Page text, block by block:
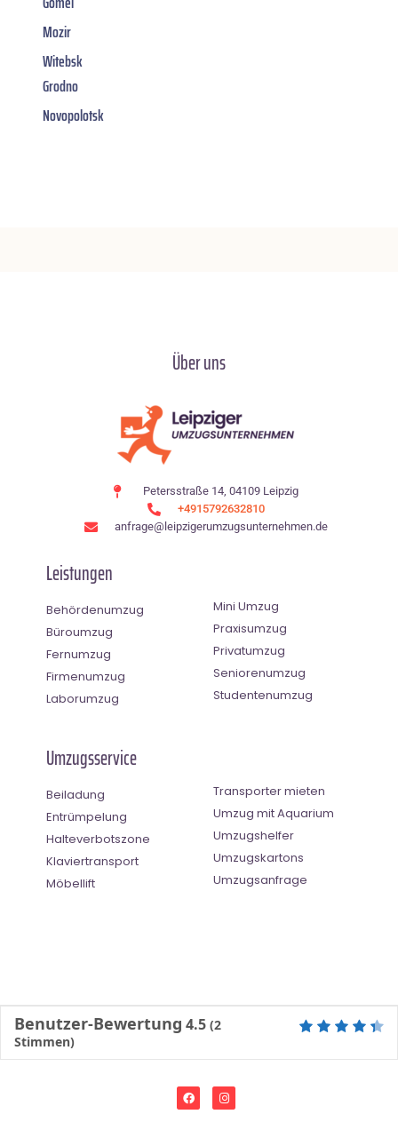
Mozir
Witebsk
Grodno
Novopolotsk
Über uns
Petersstraße 14, 04109 Leipzig
+4915792632810
anfrage@leipzigerumzugsunternehmen.de
Leistungen
Behördenumzug
Büroumzug
Fernumzug
Firmenumzug
Laborumzug
Mini Umzug
Praxisumzug
Privatumzug
Seniorenumzug
Studentenumzug
Umzugsservice
Beiladung
Entrümpelung
Halteverbotszone
Klaviertransport
Möbellift
Transporter mieten
Umzug mit Aquarium
Umzugshelfer
Umzugskartons
Umzugsanfrage
Benutzer-Bewertung 4.5 (2
Stimmen)